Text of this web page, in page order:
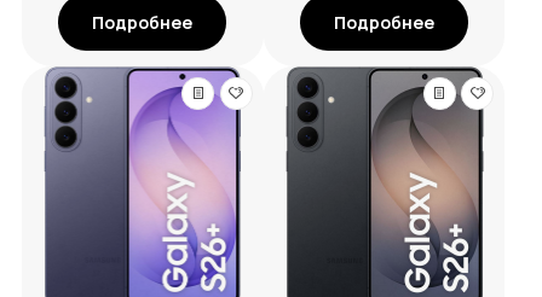
Подробнее Подробнее